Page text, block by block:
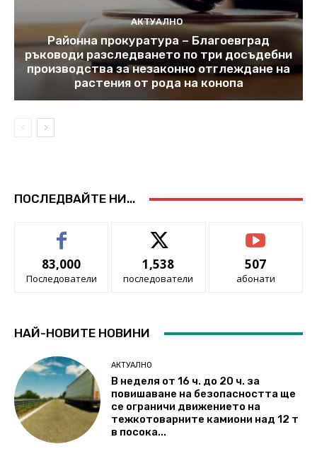
АКТУАЛНО
Районна прокуратура – Благоевград
ръководи разследването по три досъдебни
производства за незаконно отглеждане на
растения от рода на конопа
ПОСЛЕДВАЙТЕ НИ...
83,000
Последователи
1,538
последователи
507
абонати
НАЙ-НОВИТЕ НОВИНИ
АКТУАЛНО
В неделя от 16 ч. до 20 ч. за
повишаване на безопасността ще
се ограничи движението на
тежкотоварните камиони над 12 т
в посока...